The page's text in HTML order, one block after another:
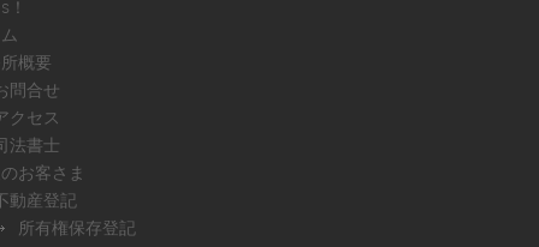
！
概要
問合せ
クセス
法書士
お客さま
動産登記
所有権保存登記